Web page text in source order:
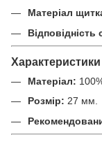
Матеріал
Відповідність
Матеріал:
Розмір: 27 мм.